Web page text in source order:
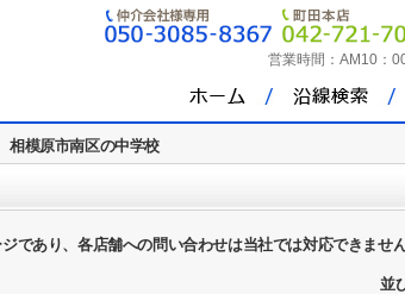
営業時間： AM10：
相模原市南区の中学校
であり、各店舗への問い合わせは当社では対応できません
並